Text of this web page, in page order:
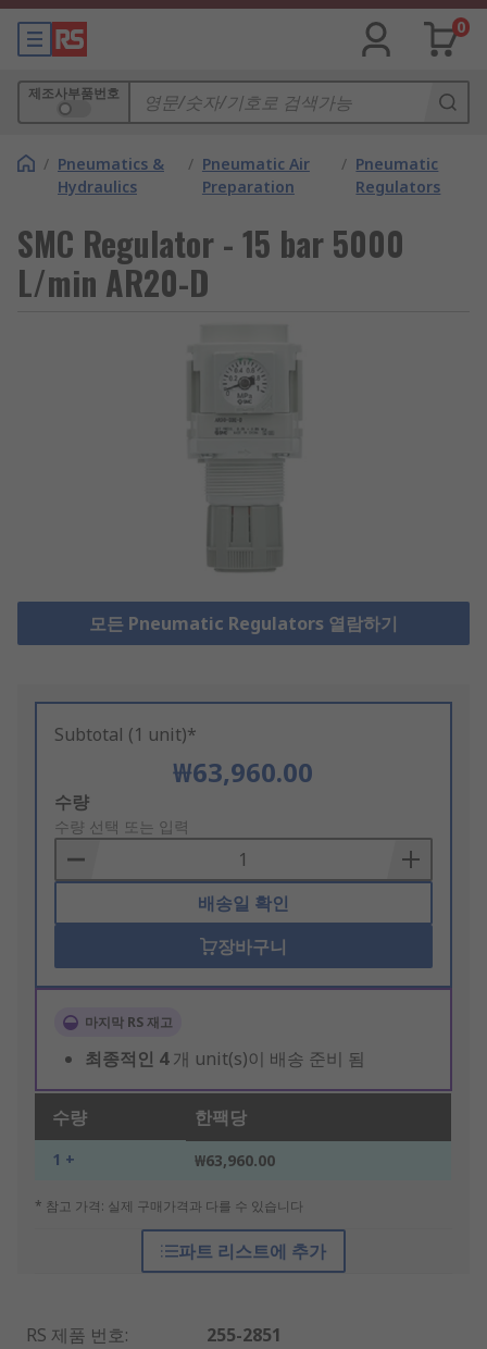
0
제조사부품번호
/ Pneumatics &
Hydraulics
/ Pneumatic Air
Preparation
/ Pneumatic
Regulators
SMC Regulator - 15 bar 5000
L/min AR20-D
모든 Pneumatic Regulators 열람하기
Subtotal (1 unit)*
₩63,960.00
Add
to
Basket
수량
수량 선택 또는 입력
배송일 확인
장바구니
마지막 RS 재고
최종적인 4개 unit(s)이 배송 준비 됨
수량 한팩당
1 + ₩63,960.00
* 참고 가격: 실제 구매가격과 다를 수 있습니다
파트 리스트에 추가
RS 제품 번호:
255-2851